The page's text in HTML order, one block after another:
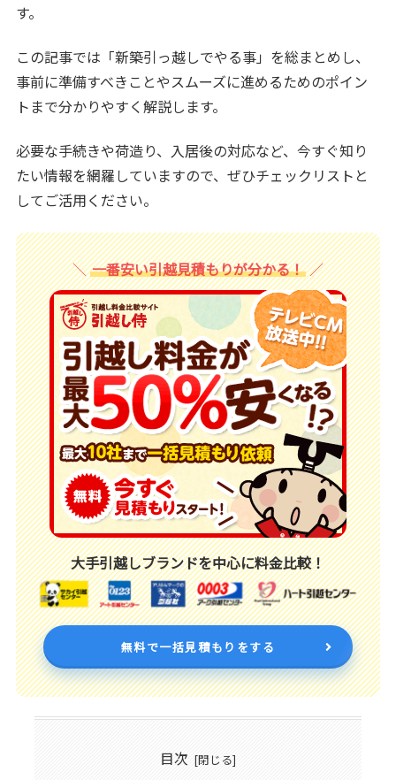
す。
この記事では「新築引っ越しでやる事」を総まとめし、
事前に準備すべきことやスムーズに進めるためのポイン
トまで分かりやすく解説します。
必要な手続きや荷造り、入居後の対応など、今すぐ知り
たい情報を網羅していますので、ぜひチェックリストと
してご活用ください。
一番安い引越見積もりが分かる！
大手引越しブランドを中心に料金比較！
無料で一括見積もりをする
目次